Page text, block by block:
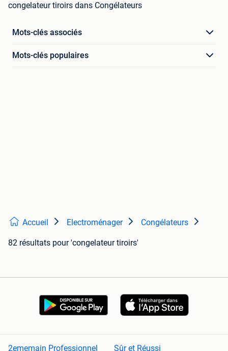
congelateur tiroirs dans Congélateurs
Mots-clés associés
Mots-clés populaires
Accueil Electroménager Congélateurs
82 résultats pour 'congelateur tiroirs'
2ememain Professionnel Sûr et Réussi